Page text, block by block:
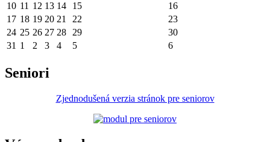
10 11 12 13 14 15
16
17 18 19 20 21 22
23
24 25 26 27 28 29
30
31 1 2 3 4 5 6
Seniori
Zjednodušená verzia stránok pre seniorov